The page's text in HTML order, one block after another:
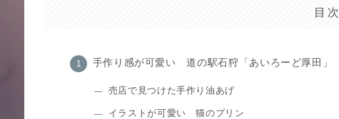
目次
手作り感が可愛い 道の駅石狩「あいろーど厚田」
売店で見つけた手作り油あげ
イラストが可愛い 猫のプリン